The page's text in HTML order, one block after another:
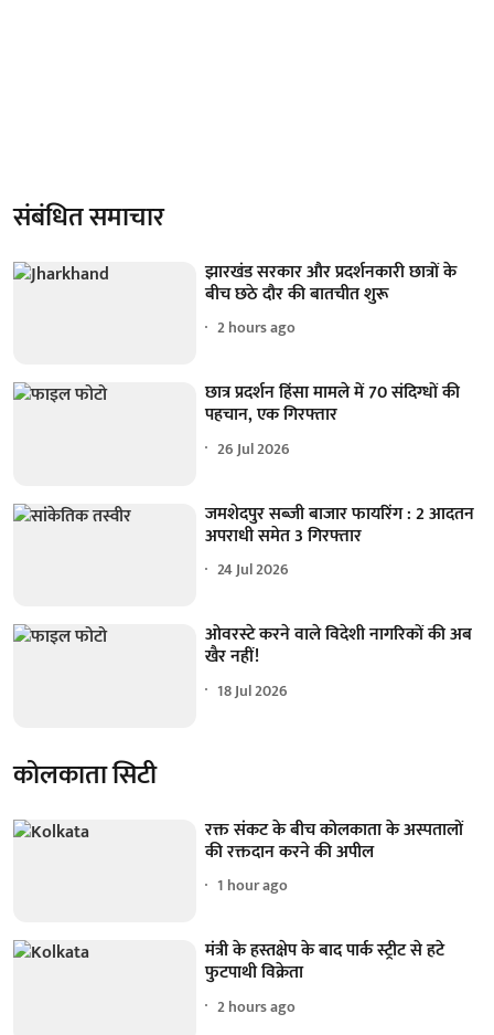
संबंधित समाचार
झारखंड सरकार और प्रदर्शनकारी छात्रों के
बीच छठे दौर की बातचीत शुरू
2 hours ago
छात्र प्रदर्शन हिंसा मामले में 70 संदिग्धों की
पहचान, एक गिरफ्तार
26 Jul 2026
जमशेदपुर सब्जी बाजार फायरिंग : 2 आदतन
अपराधी समेत 3 गिरफ्तार
24 Jul 2026
ओवरस्टे करने वाले विदेशी नागरिकों की अब
खैर नहीं!
18 Jul 2026
कोलकाता सिटी
रक्त संकट के बीच कोलकाता के अस्पतालों
की रक्तदान करने की अपील
1 hour ago
मंत्री के हस्तक्षेप के बाद पार्क स्ट्रीट से हटे
फुटपाथी विक्रेता
2 hours ago